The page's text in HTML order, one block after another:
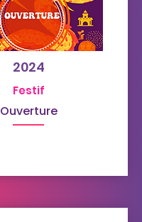
2024
Festif
Ouverture